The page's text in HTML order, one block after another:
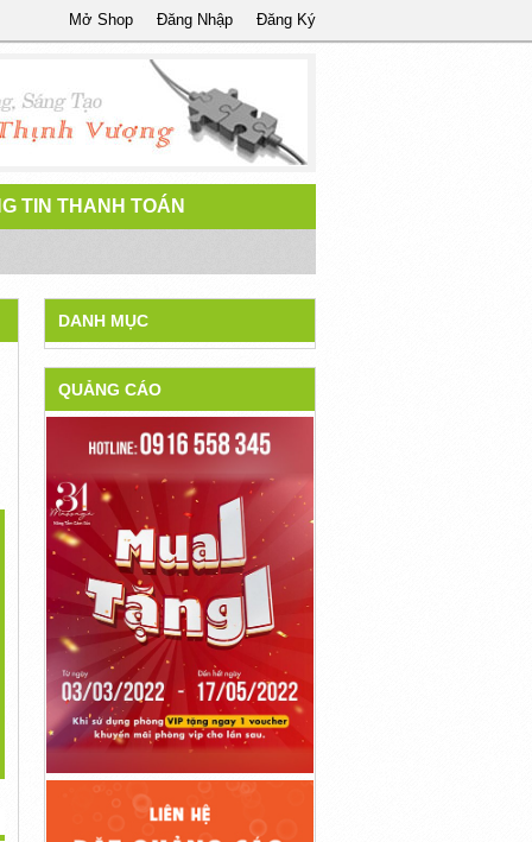
Đăng Ký
Đăng Nhập
Mở Shop
TIN THANH TOÁN
10+ Kiểu Tóc Mullet
Layer Nữ...
700,000đ
Top 10+ Kiểu Tóc Mohican
Không...
700,000đ
>
DANH MỤC
QUẢNG CÁO